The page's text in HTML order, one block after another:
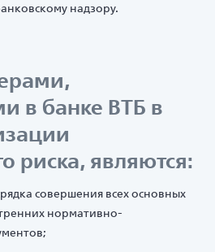
надзору.
в банке ВТБ в
риска, являются:
совершения всех основных
нормативно-